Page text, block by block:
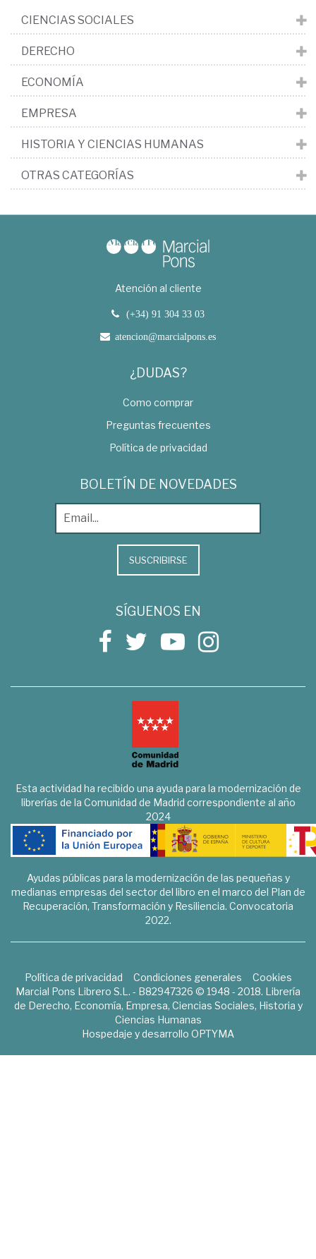
CIENCIAS SOCIALES
DERECHO
ECONOMÍA
EMPRESA
HISTORIA Y CIENCIAS HUMANAS
OTRAS CATEGORÍAS
Atención al cliente
(+34) 91 304 33 03
atencion@marcialpons.es
¿DUDAS?
Como comprar
Preguntas frecuentes
Política de privacidad
BOLETÍN DE NOVEDADES
SUSCRIBIRSE
SÍGUENOS EN
Esta actividad ha recibido una ayuda para la modernización de
librerías de la Comunidad de Madrid correspondiente al año
2024
Ayudas públicas para la modernización de las pequeñas y
medianas empresas del sector del libro en el marco del Plan de
Recuperación, Transformación y Resiliencia. Convocatoria
2022.
Política de privacidad Condiciones generales
Cookies
Marcial Pons Librero S.L. - B82947326 © 1948 - 2018. Librería
de Derecho, Economía, Empresa, Ciencias Sociales, Historia y
Ciencias Humanas
Hospedaje y desarrollo OPTYMA